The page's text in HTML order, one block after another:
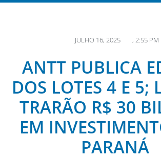
JULHO 16, 2025 , 2:55 PM
ANTT PUBLICA
DOS LOTES 4 E 5;
TRARÃO R$ 30
EM
PARANÁ